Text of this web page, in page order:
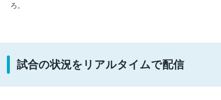
ろ。
試合の状況をリアルタイムで配信